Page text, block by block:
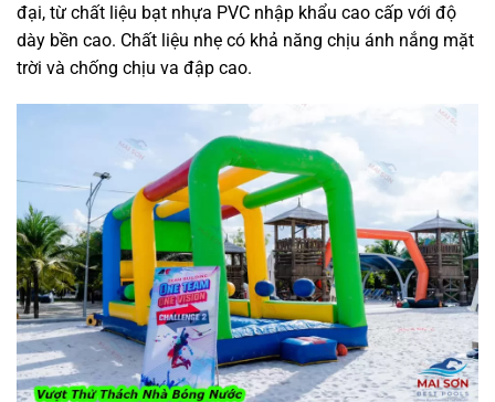
đại, từ chất liệu bạt nhựa PVC nhập khẩu cao cấp với độ
dày bền cao. Chất liệu nhẹ có khả năng chịu ánh nắng mặt
trời và chống chịu va đập cao.